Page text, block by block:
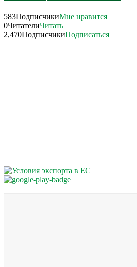
583ПодписчикиМне нравится
0ЧитателиЧитать
2,470ПодписчикиПодписаться